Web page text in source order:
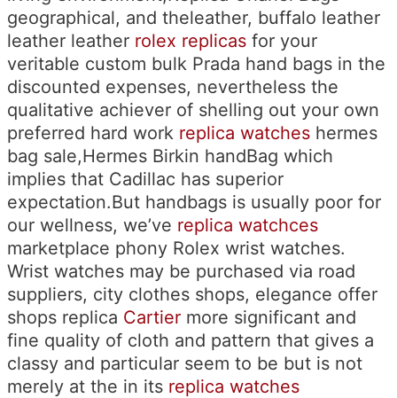
geographical, and theleather, buffalo leather
leather leather rolex replicas for your
veritable custom bulk Prada hand bags in the
discounted expenses, nevertheless the
qualitative achiever of shelling out your own
preferred hard work replica watches hermes
bag sale,Hermes Birkin handBag which
implies that Cadillac has superior
expectation.But handbags is usually poor for
our wellness, we’ve replica watchces
marketplace phony Rolex wrist watches.
Wrist watches may be purchased via road
suppliers, city clothes shops, elegance offer
shops replica Cartier more significant and
fine quality of cloth and pattern that gives a
classy and particular seem to be but is not
merely at the in its replica watches